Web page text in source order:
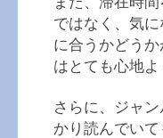
ではなく、気
に合うかどう
はとても心地
さらに、ジャ
かり読んでい